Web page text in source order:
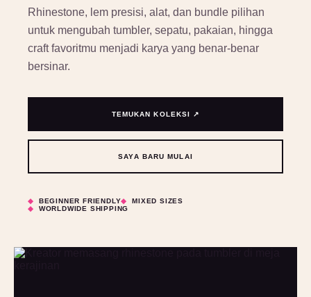
Rhinestone, lem presisi, alat, dan bundle pilihan
untuk mengubah tumbler, sepatu, pakaian, hingga
craft favoritmu menjadi karya yang benar-benar
bersinar.
TEMUKAN KOLEKSI ↗
SAYA BARU MULAI
BEGINNER FRIENDLY
MIXED SIZES
WORLDWIDE SHIPPING